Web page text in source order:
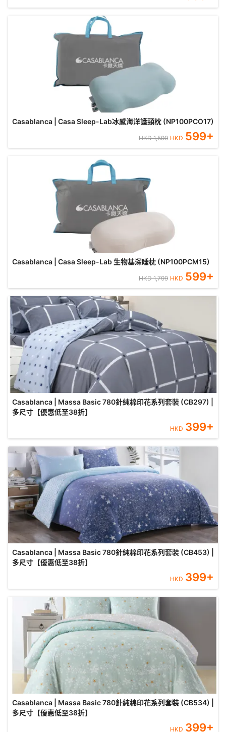
Casablanca | Casa Sleep-Lab冰感海洋護頸枕 (NP100PCO17)
HKD1,599 HKD 599+
Casablanca | Casa Sleep-Lab 生物基深睡枕 (NP100PCM15)
HKD1,799 HKD 599+
Casablanca | Massa Basic 780針純棉印花系列套裝 (CB297) |
多尺寸【優惠低至38折】
HKD 399+
Casablanca | Massa Basic 780針純棉印花系列套裝 (CB453) |
多尺寸【優惠低至38折】
HKD 399+
Casablanca | Massa Basic 780針純棉印花系列套裝 (CB534) |
多尺寸【優惠低至38折】
HKD 399+